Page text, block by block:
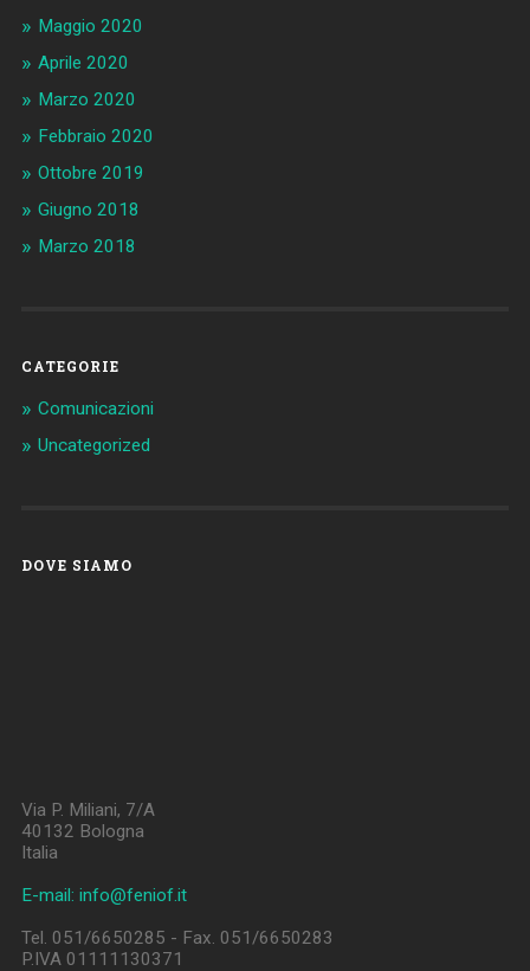
Maggio 2020
Aprile 2020
Marzo 2020
Febbraio 2020
Ottobre 2019
Giugno 2018
Marzo 2018
CATEGORIE
Comunicazioni
Uncategorized
DOVE SIAMO
Via P. Miliani, 7/A
40132 Bologna
Italia
E-mail: info@feniof.it
Tel. 051/6650285 - Fax. 051/6650283
P.IVA 01111130371